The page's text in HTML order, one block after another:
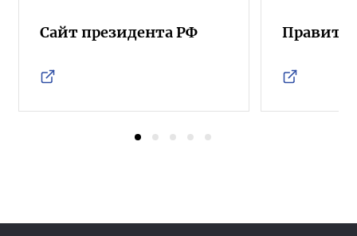
Сайт президента РФ